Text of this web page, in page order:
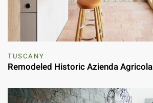
TUSCANY
Remodeled Historic Azienda Agricola